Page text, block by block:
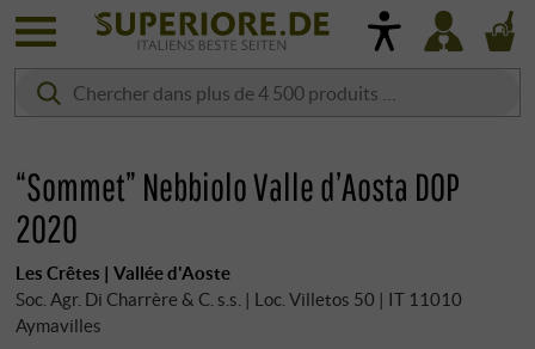
“Sommet” Nebbiolo Valle d’Aosta DOP
2020
Les Crêtes | Vallée d'Aoste
Soc. Agr. Di Charrère & C. s.s. | Loc. Villetos 50 | IT 11010
Aymavilles